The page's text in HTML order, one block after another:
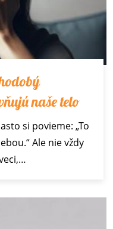
naše telo
si povieme: „To
nie vždy